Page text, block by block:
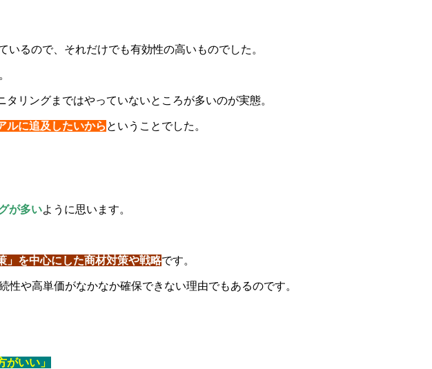
るので、それだけでも有効性の高いものでした。
リングまではやっていないところが多いのが実態。
ルに追及したいから ということでした。
が多いように思います。
」を中心にした商材対策や戦略です。
続性や高単価がなかなか確保できない理由でもあるのです。
いい」